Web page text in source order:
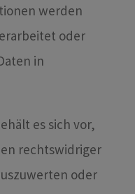
werden
oder
in
es sich vor,
rechtswidriger
oder